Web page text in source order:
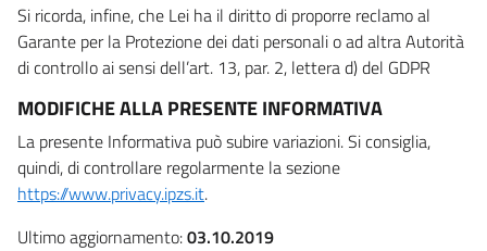
Si ricorda, infine, che Lei ha il diritto di proporre reclamo al
Garante per la Protezione dei dati personali o ad altra Autorità
di controllo ai sensi dell’art. 13, par. 2, lettera d) del GDPR
MODIFICHE ALLA PRESENTE INFORMATIVA
La presente Informativa può subire variazioni. Si consiglia,
quindi, di controllare regolarmente la sezione
https://www.privacy.ipzs.it.
Ultimo aggiornamento:03.10.2019